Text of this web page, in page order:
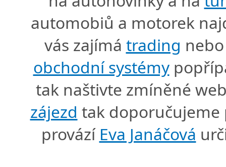
automobiů a motorek
vás zajímá trading
obchodní systémy
tak naštivte zmíněné
zájezd tak doporučujeme
provází Eva Janáčová